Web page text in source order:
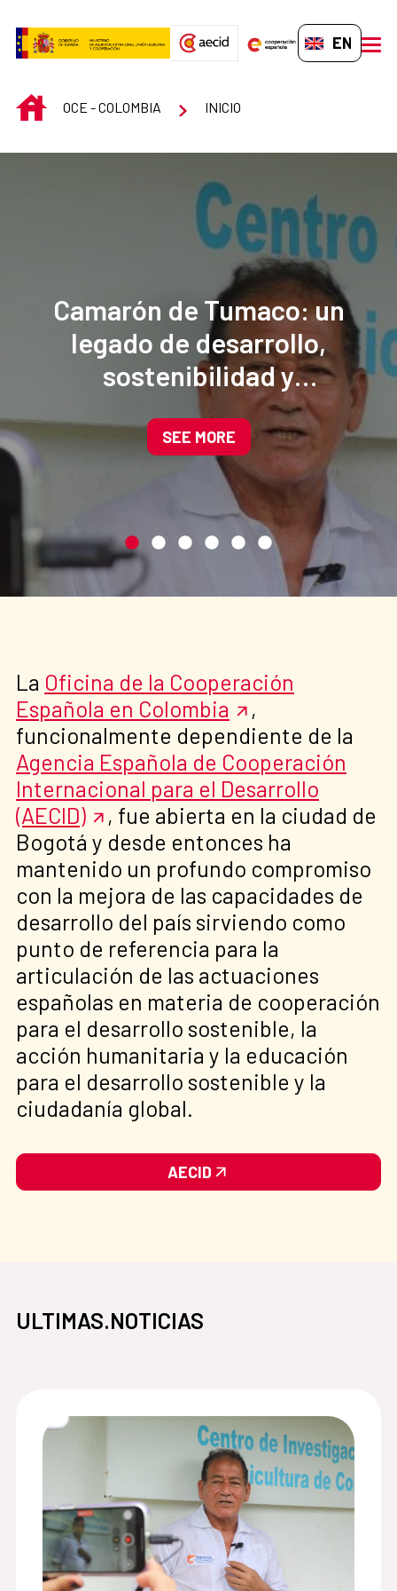
EN-GB
INICIOOCE - COLOMBIA INICIO
Camarón de Tumaco: un
legado de desarrollo,
sostenibilidad y
oportunidades para el
Pacífico
SEE MORE
La Oficina de la Cooperación
Española en Colombia
,
funcionalmente dependiente de la
Agencia Española de Cooperación
Internacional para el Desarrollo
(AECID)
, fue abierta en la ciudad de
Bogotá y desde entonces ha
mantenido un profundo compromiso
con la mejora de las capacidades de
desarrollo del país sirviendo como
punto de referencia para la
articulación de las actuaciones
españolas en materia de cooperación
para el desarrollo sostenible, la
acción humanitaria y la educación
para el desarrollo sostenible y la
ciudadanía global.
AECID
ULTIMAS.NOTICIAS